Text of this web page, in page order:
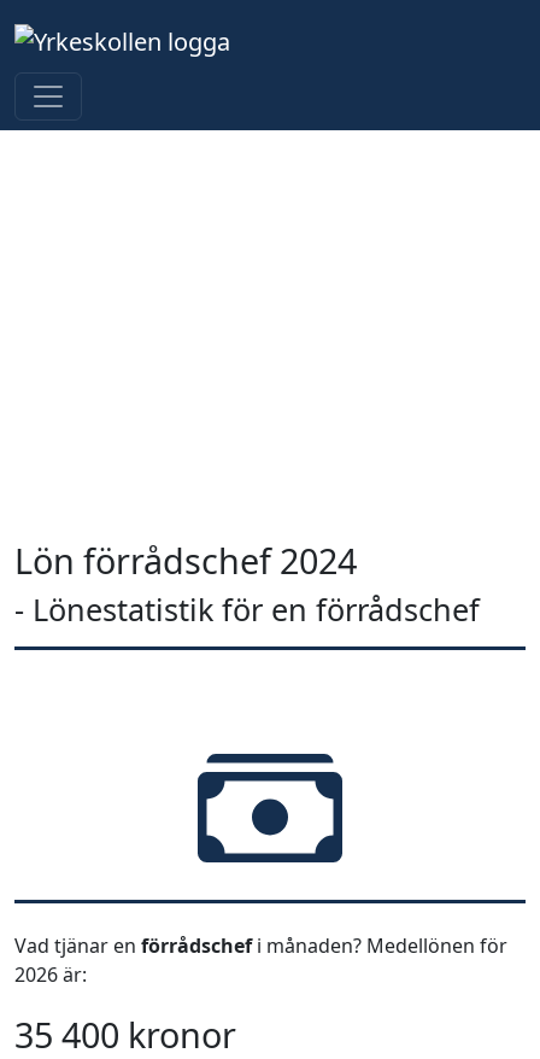
Lön förrådschef 2024
- Lönestatistik för en förrådschef
Vad tjänar en förrådschefi månaden? Medellönen för
2026 är:
35 400 kronor